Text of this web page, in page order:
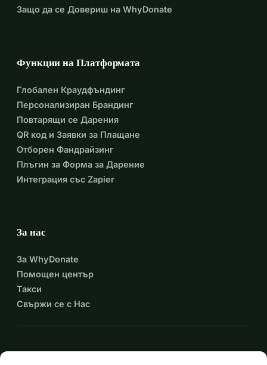
Защо да се Довериш на WhyDonate
Функции на Платформата
Глобален Краудфъндинг
Персонализиран Брандинг
Повтарящи се Дарения
QR код и Заявки за Плащане
Отборен Фандрайзинг
Плъгин за Форма за Дарение
Интеграция със Zapier
За нас
За WhyDonate
Помощен център
Такси
Свържи се с Нас